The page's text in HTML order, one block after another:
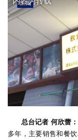
总台记者 何欣蕾：
多年，主要销售和餐